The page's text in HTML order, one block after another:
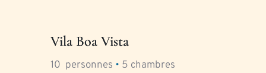
Vila Boa Vista
10
  personnes
• 5 chambres